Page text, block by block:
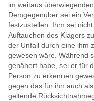
im weitaus
Demgegenüber sei ein
festzustellen. Ihm sei
Auftauchen des Klägers
der Unfall durch eine ihm
gewesen wäre. Während
genähert habe, sei er für
Person zu erkennen
gegen das für ihn auch
geltende